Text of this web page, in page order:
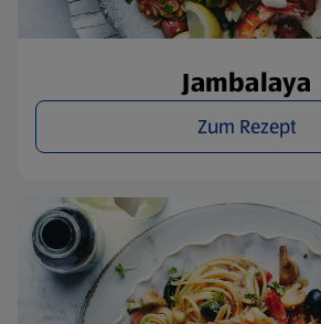
Jambalaya
Zum Rezept